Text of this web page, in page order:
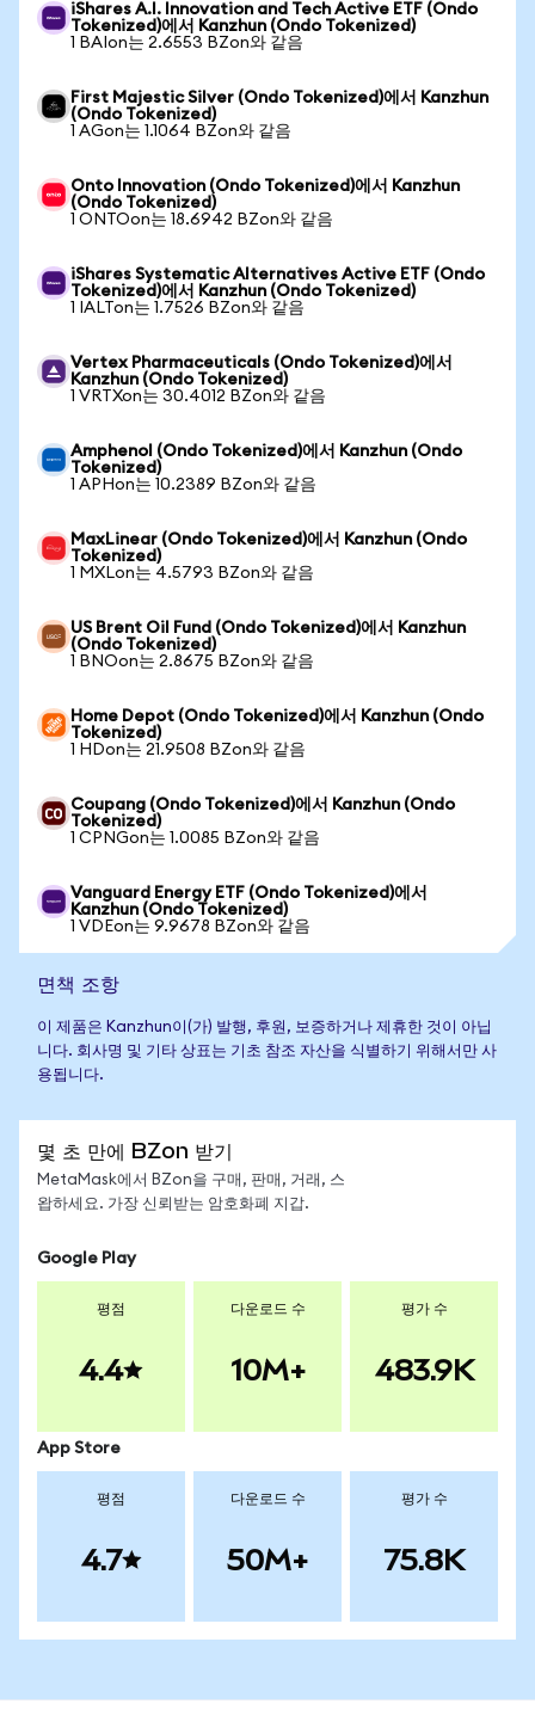
iShares A.I. Innovation and Tech Active ETF (Ondo
Tokenized)에서 Kanzhun (Ondo Tokenized)
1 BAIon는 2.6553 BZon와 같음
First Majestic Silver (Ondo Tokenized)에서 Kanzhun
(Ondo Tokenized)
1 AGon는 1.1064 BZon와 같음
Onto Innovation (Ondo Tokenized)에서 Kanzhun
(Ondo Tokenized)
1 ONTOon는 18.6942 BZon와 같음
iShares Systematic Alternatives Active ETF (Ondo
Tokenized)에서 Kanzhun (Ondo Tokenized)
1 IALTon는 1.7526 BZon와 같음
Vertex Pharmaceuticals (Ondo Tokenized)에서
Kanzhun (Ondo Tokenized)
1 VRTXon는 30.4012 BZon와 같음
Amphenol (Ondo Tokenized)에서 Kanzhun (Ondo
Tokenized)
1 APHon는 10.2389 BZon와 같음
MaxLinear (Ondo Tokenized)에서 Kanzhun (Ondo
Tokenized)
1 MXLon는 4.5793 BZon와 같음
US Brent Oil Fund (Ondo Tokenized)에서 Kanzhun
(Ondo Tokenized)
1 BNOon는 2.8675 BZon와 같음
Home Depot (Ondo Tokenized)에서 Kanzhun (Ondo
Tokenized)
1 HDon는 21.9508 BZon와 같음
Coupang (Ondo Tokenized)에서 Kanzhun (Ondo
Tokenized)
1 CPNGon는 1.0085 BZon와 같음
Vanguard Energy ETF (Ondo Tokenized)에서
Kanzhun (Ondo Tokenized)
1 VDEon는 9.9678 BZon와 같음
면책 조항
이 제품은 Kanzhun이(가) 발행, 후원, 보증하거나 제휴한 것이 아닙
니다. 회사명 및 기타 상표는 기초 참조 자산을 식별하기 위해서만 사
용됩니다.
몇 초 만에 BZon 받기
MetaMask에서 BZon을 구매, 판매, 거래, 스
왑하세요. 가장 신뢰받는 암호화폐 지갑.
Google Play
평점
4.4
다운로드 수
10M+
평가 수
483.9K
App Store
평점
4.7
다운로드 수
50M+
평가 수
75.8K